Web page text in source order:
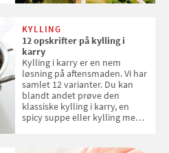
KYLLING
12 opskrifter på kylling i
karry
Kylling i karry er en nem
løsning på aftensmaden. Vi har
samlet 12 varianter. Du kan
blandt andet prøve den
klassiske kylling i karry, en
spicy suppe eller kylling med